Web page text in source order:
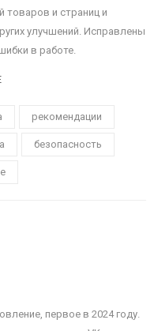
товаров и страниц и
улучшений. Исправлены
в работе.
рекомендации
безопасность
первое в 2024 году.